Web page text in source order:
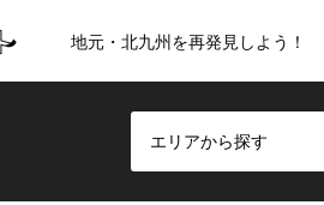
地元・北九州を再発見しよう！
エリアから探す